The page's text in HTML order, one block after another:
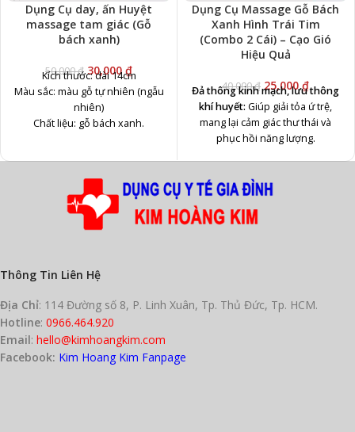
Dụng Cụ day, ấn Huyệt
massage tam giác (Gỗ
bách xanh)
50,000₫ 30,000 ₫
Kích thước: dài 14cm
Màu sắc: màu gỗ tự nhiên (ngẫu
nhiên)
Chất liệu: gỗ bách xanh.
Dụng Cụ Massage Gỗ Bách
Xanh Hình Trái Tim
(Combo 2 Cái) – Cạo Gió
Hiệu Quả
40,000₫ 25,000₫
Đả thông kinh mạch, lưu thông
khí huyết: Giúp giải tỏa ứ trệ,
mang lại cảm giác thư thái và
phục hồi năng lượng.
mỏi vai gáy, mang lại giấc ngủ
Hút khí âm, phát tán chướng
Tác động tích cực lên các
huyệt đạo, thư giãn cơ bắp, giảm
Thông Tin Liên Hệ
Địa Chỉ: 114 Đường số 8, P. Linh Xuân, Tp. Thủ Đức, Tp. HCM.
Hotline: 0966.464.920
Email: hello@kimhoangkim.com
Facebook: Kim Hoang Kim Fanpage